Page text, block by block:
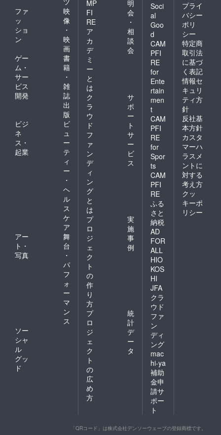
ファ
ッ
ショ
ン
映
像
・
映
画
ゲー
ム・
サー
ビス
開発
書
籍
・
雑
誌
出
版
ビジ
ネ
ス・
起業
ビ
ュ
ー
テ
ィ
ー
・
ヘ
ル
ス
ケ
ア
アー
ト・
写真
舞
台
・
パ
フ
ォ
ー
マ
ン
ス
ソー
シャ
ル
グッ
ド
MP
FI
RE
ア
カ
デ
ミ
ー
と
は
明
会
・
相
談
会
ク
ラ
ウ
ド
フ
ァ
ン
デ
ィ
ン
グ
と
は
サ
ポ
ー
ト
サ
ー
ビ
ス
プ
ロ
ジ
ェ
ク
ト
の
作
り
方
実
施
事
例
プ
ロ
ジ
ェ
ク
ト
の
広
め
方
統
計
デ
ー
タ
Soci
al
Goo
d
CAM
PFI
RE
for
Ente
rtain
men
t
CAM
PFI
RE
for
Spor
ts
CAM
PFI
RE
ふる
さと
納税
AD
FOR
ALL
HIO
KOS
HI
JFA
クラ
ウド
ファ
ン
ディ
ング
mac
hi-ya
補助
金申
請サ
ポー
ト
プライ
バシー
ポリ
シー
特定商
取引法
に基づ
く表記
情報セ
キュリ
ティ方
針
反社基
本方針
カスタ
マーハ
ラスメ
ントに
対する
考え方
クッ
キーポ
リシー
「QRコード」は株式会社デンソーウェーブの登録商標です。